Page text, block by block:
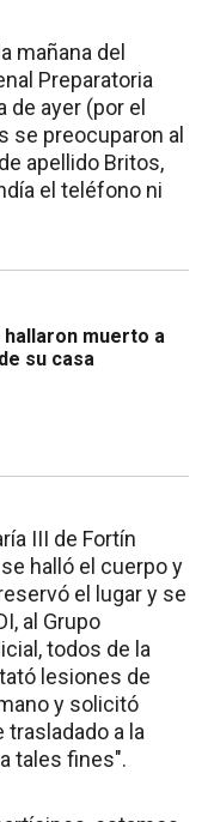
mañana del
Preparatoria
de ayer (por el
se preocuparon al
apellido Britos,
el teléfono ni
hallaron muerto a
su casa
III de Fortín
halló el cuerpo y
el lugar y se
al Grupo
todos de la
lesiones de
y solicitó
a la
tales fines".